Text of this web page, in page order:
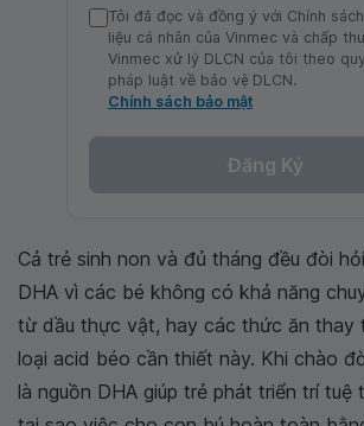
Tôi đã đọc và đồng ý với Chính
liệu cá nhân của Vinmec và chấp
Vinmec xử lý DLCN của tôi theo
pháp luật về bảo vệ DLCN.
Chính sách bảo mật
Đăng Ký
Cả trẻ sinh non và đủ tháng đều đòi
DHA vì các bé không có khả năng
từ dầu thực vật, hay các thức ăn thay
loại acid béo cần thiết này. Khi chào
là nguồn DHA giúp trẻ phát triển trí